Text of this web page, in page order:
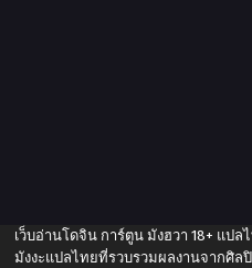
เว็บอ่านโดจิน การ์ตูน มังฮวา 18+ แปล
มังงะแปลไทยที่รวบรวมผลงานจากศิ